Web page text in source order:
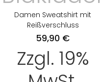
Damen Sweatshirt mit
Reißverschluss
59,90 €
Zzgl. 19%